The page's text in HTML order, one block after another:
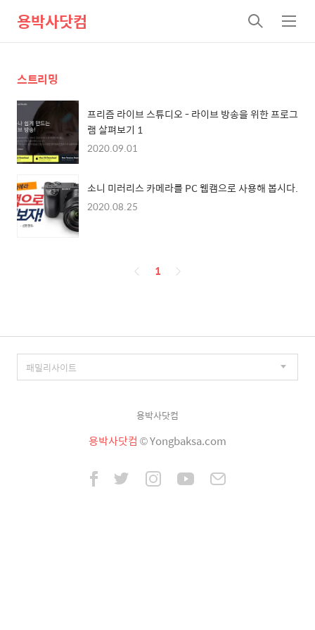
용박사닷컴
검
색
메
뉴
스트리밍
프리즘 라이브 스튜디오 - 라이브 방송을 위한 프로그
램 살펴보기 1
2020.09.01
소니 미러리스 카메라를 PC 웹캠으로 사용해 봅시다.
2020.08.25
페
1
용박사닷컴
용박사닷컴 © Yongbaksa.com